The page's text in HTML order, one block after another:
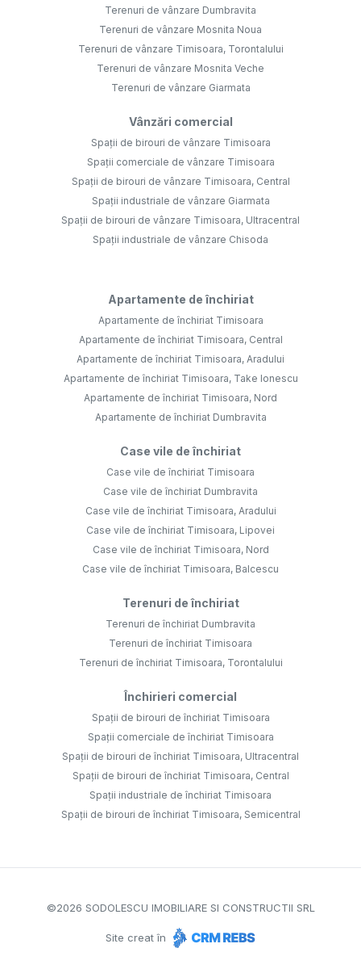
Terenuri de vânzare Dumbravita
Terenuri de vânzare Mosnita Noua
Terenuri de vânzare Timisoara, Torontalului
Terenuri de vânzare Mosnita Veche
Terenuri de vânzare Giarmata
Vânzări comercial
Spații de birouri de vânzare Timisoara
Spații comerciale de vânzare Timisoara
Spații de birouri de vânzare Timisoara, Central
Spații industriale de vânzare Giarmata
Spații de birouri de vânzare Timisoara, Ultracentral
Spații industriale de vânzare Chisoda
Apartamente de închiriat
Apartamente de închiriat Timisoara
Apartamente de închiriat Timisoara, Central
Apartamente de închiriat Timisoara, Aradului
Apartamente de închiriat Timisoara, Take Ionescu
Apartamente de închiriat Timisoara, Nord
Apartamente de închiriat Dumbravita
Case vile de închiriat
Case vile de închiriat Timisoara
Case vile de închiriat Dumbravita
Case vile de închiriat Timisoara, Aradului
Case vile de închiriat Timisoara, Lipovei
Case vile de închiriat Timisoara, Nord
Case vile de închiriat Timisoara, Balcescu
Terenuri de închiriat
Terenuri de închiriat Dumbravita
Terenuri de închiriat Timisoara
Terenuri de închiriat Timisoara, Torontalului
Închirieri comercial
Spații de birouri de închiriat Timisoara
Spații comerciale de închiriat Timisoara
Spații de birouri de închiriat Timisoara, Ultracentral
Spații de birouri de închiriat Timisoara, Central
Spații industriale de închiriat Timisoara
Spații de birouri de închiriat Timisoara, Semicentral
©2026 SODOLESCU IMOBILIARE SI CONSTRUCTII SRL
Site creat în